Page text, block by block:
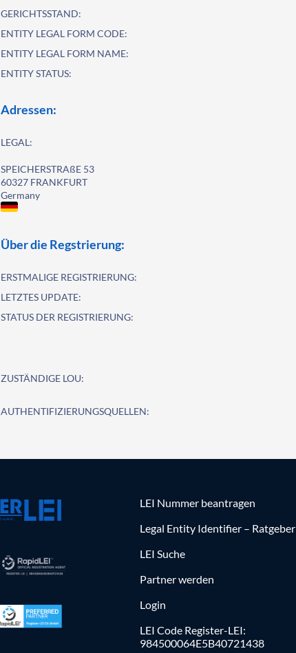
GERICHTSSTAND:
ENTITY LEGAL FORM CODE:
ENTITY LEGAL FORM NAME:
ENTITY STATUS:
Adressen:
LEGAL:
SPEICHERSTRAßE 53
60327 FRANKFURT
Germany
Über die Regstrierung:
ERSTMALIGE REGISTRIERUNG:
LETZTES UPDATE:
STATUS DER REGISTRIERUNG:
ZUSTÄNDIGE LOU:
AUTHENTIFIZIERUNGSQUELLEN:
LEI Nummer beantragen
Legal Entity Identifier – Ratgeber
LEI Suche
Partner werden
Login
LEI Code Register-LEI:
984500064E5B40721438